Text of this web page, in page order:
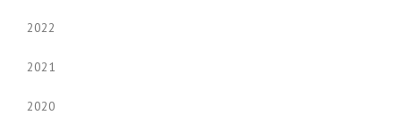
2022
2021
2020